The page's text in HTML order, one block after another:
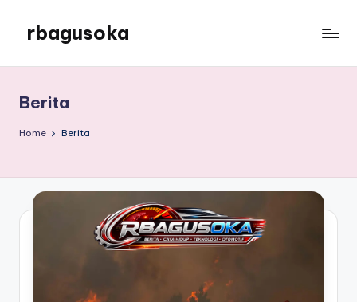
content
rbagusoka
Berita
Home Berita